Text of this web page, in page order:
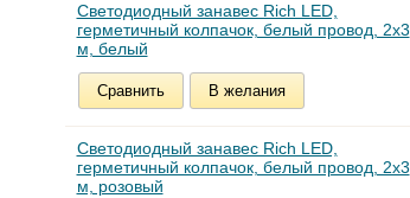
Светодиодный занавес Rich LED,
герметичный колпачок, белый провод, 2х3
м, белый
Сравнить В желания
Светодиодный занавес Rich LED,
герметичный колпачок, белый провод, 2х3
м, розовый